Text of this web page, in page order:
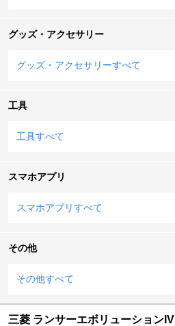
グッズ・アクセサリー
グッズ・アクセサリーすべて
工具
工具すべて
スマホアプリ
スマホアプリすべて
その他
その他すべて
三菱 ランサーエボリューションIV